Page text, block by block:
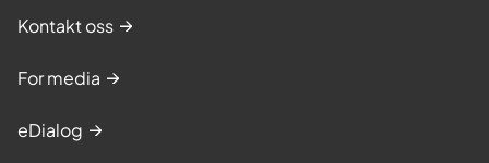
Kontakt oss
For media
eDialog